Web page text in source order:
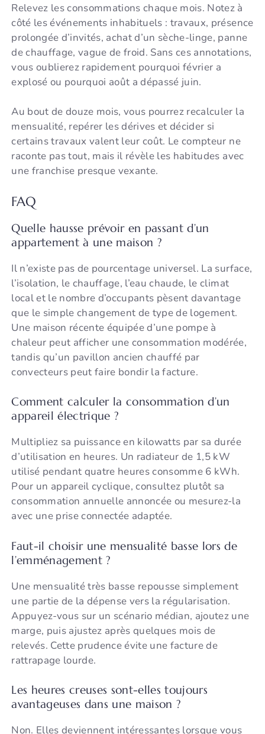
Relevez les consommations chaque mois. Notez à
côté les événements inhabituels : travaux, présence
prolongée d’invités, achat d’un sèche-linge, panne
de chauffage, vague de froid. Sans ces annotations,
vous oublierez rapidement pourquoi février a
explosé ou pourquoi août a dépassé juin.
Au bout de douze mois, vous pourrez recalculer la
mensualité, repérer les dérives et décider si
certains travaux valent leur coût. Le compteur ne
raconte pas tout, mais il révèle les habitudes avec
une franchise presque vexante.
FAQ
Quelle hausse prévoir en passant d’un
appartement à une maison ?
Il n’existe pas de pourcentage universel. La surface,
l’isolation, le chauffage, l’eau chaude, le climat
local et le nombre d’occupants pèsent davantage
que le simple changement de type de logement.
Une maison récente équipée d’une pompe à
chaleur peut afficher une consommation modérée,
tandis qu’un pavillon ancien chauffé par
convecteurs peut faire bondir la facture.
Comment calculer la consommation d’un
appareil électrique ?
Multipliez sa puissance en kilowatts par sa durée
d’utilisation en heures. Un radiateur de 1,5 kW
utilisé pendant quatre heures consomme 6 kWh.
Pour un appareil cyclique, consultez plutôt sa
consommation annuelle annoncée ou mesurez-la
avec une prise connectée adaptée.
Faut-il choisir une mensualité basse lors de
l’emménagement ?
Une mensualité très basse repousse simplement
une partie de la dépense vers la régularisation.
Appuyez-vous sur un scénario médian, ajoutez une
marge, puis ajustez après quelques mois de
relevés. Cette prudence évite une facture de
rattrapage lourde.
Les heures creuses sont-elles toujours
avantageuses dans une maison ?
Non. Elles deviennent intéressantes lorsque vous